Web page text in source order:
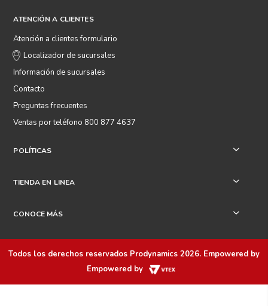
ATENCIÓN A CLIENTES
Atención a clientes formulario
Localizador de sucursales
Información de sucursales
Contacto
Preguntas frecuentes
Ventas por teléfono 800 877 4637
POLÍTICAS +
TIENDA EN LINEA +
CONOCE MÁS +
Todos los derechos reservados Prodynamics 2026. Empowered by
Empowered by